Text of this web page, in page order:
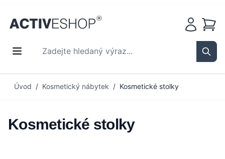
Zadejte hledaný výraz...
Košík
Úvod / Kosmetický nábytek / Kosmetické stolky
Kosmetické stolky